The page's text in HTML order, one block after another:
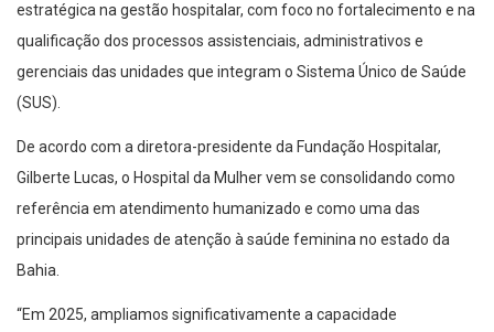
estratégica na gestão hospitalar, com foco no fortalecimento e na
qualificação dos processos assistenciais, administrativos e
gerenciais das unidades que integram o Sistema Único de Saúde
(SUS).
De acordo com a diretora-presidente da Fundação Hospitalar,
Gilberte Lucas, o Hospital da Mulher vem se consolidando como
referência em atendimento humanizado e como uma das
principais unidades de atenção à saúde feminina no estado da
Bahia.
“Em 2025, ampliamos significativamente a capacidade